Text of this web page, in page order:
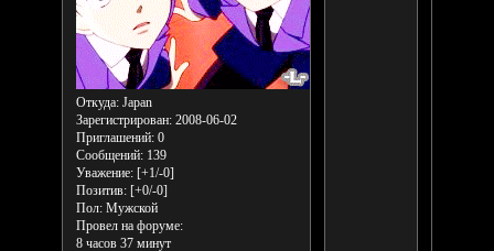
Откуда:Japan
Зарегистрирован: 2008-06-02
Приглашений:0
Сообщений:139
Уважение: [+1/-0]
Позитив: [+0/-0]
Пол:Мужской
Провел на форуме:
8 часов 37 минут